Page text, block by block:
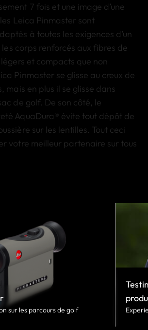
7 fois et une image d’une
Leica Pinmaster sont
à toutes les exigences d’un
corps renforcés aux fibres de
et compacts que non
Pinmaster se glisse au creux de
mais en plus il se glisse dans
de golf. De son côté, le
AquaDura® évite tout dépôt de
sur les lentilles. Tout ceci
votre meilleur partenaire sur tous
sur les parcours de golf